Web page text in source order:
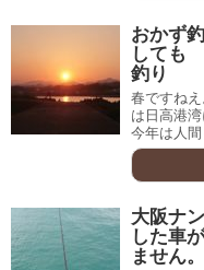
おかず
しても
釣り
春ですね
は日高港
今年は人
大阪ナ
した車
ません